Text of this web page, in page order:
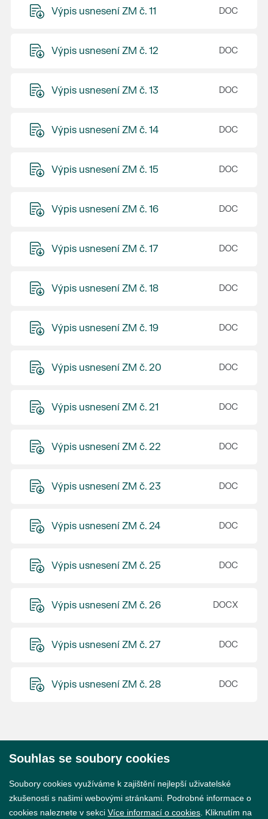
Výpis usnesení ZM č. 11
Výpis usnesení ZM č. 12
Výpis usnesení ZM č. 13
Výpis usnesení ZM č. 14
Výpis usnesení ZM č. 15
Výpis usnesení ZM č. 16
Výpis usnesení ZM č. 17
Výpis usnesení ZM č. 18
Výpis usnesení ZM č. 19
Výpis usnesení ZM č. 20
Výpis usnesení ZM č. 21
Výpis usnesení ZM č. 22
Výpis usnesení ZM č. 23
Výpis usnesení ZM č. 24
Výpis usnesení ZM č. 25
Výpis usnesení ZM č. 26
Výpis usnesení ZM č. 27
Výpis usnesení ZM č. 28
Souhlas se soubory cookies
Soubory cookies využíváme k zajištění nejlepší uživatelské
zkušenosti s našimi webovými stránkami. Podrobné informace o
cookies naleznete v sekci Více informací o cookies . Kliknutím na